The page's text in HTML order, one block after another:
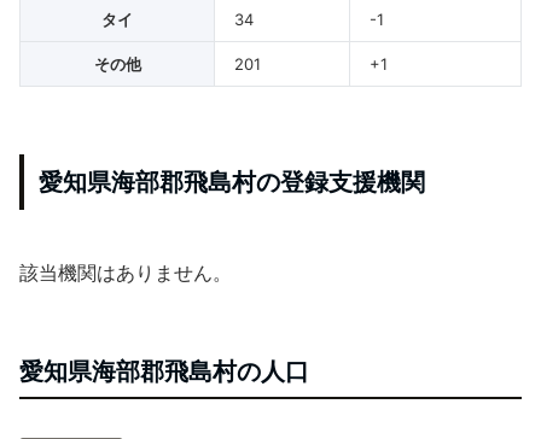
タイ 34 -1
その他 201 +1
愛知県海部郡飛島村の登録支援機関
該当機関はありません。
愛知県海部郡飛島村の人口